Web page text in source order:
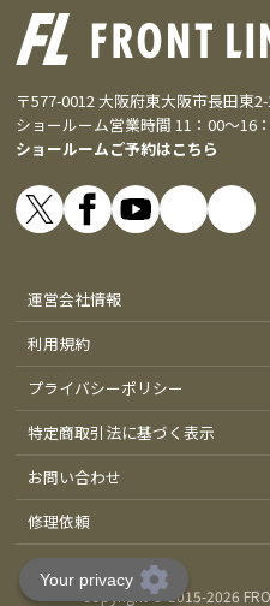
〒577-0012 大阪府東大阪市長田東
ショールーム営業時間 11：00～16
ショールームご予約はこちら
運営会社情報
利用規約
プライバシーポリシー
特定商取引法に基づく表示
お問い合わせ
修理依頼
Copyright © 2015-2026